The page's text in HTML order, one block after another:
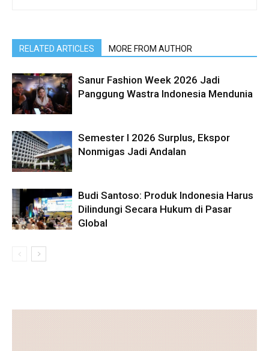
RELATED ARTICLES MORE FROM AUTHOR
Sanur Fashion Week 2026 Jadi
Panggung Wastra Indonesia Mendunia
Semester I 2026 Surplus, Ekspor
Nonmigas Jadi Andalan
Budi Santoso: Produk Indonesia Harus
Dilindungi Secara Hukum di Pasar
Global